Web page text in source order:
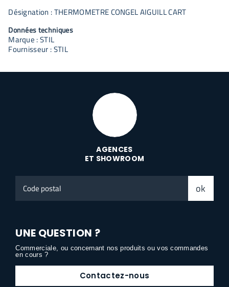
Désignation : THERMOMETRE CONGEL AIGUILL CART
Données techniques
Marque : STIL
Fournisseur : STIL
AGENCES
ET SHOWROOM
postal
ok
UNE QUESTION ?
Commerciale, ou concernant nos produits ou vos commandes
en cours ?
Contactez-nous